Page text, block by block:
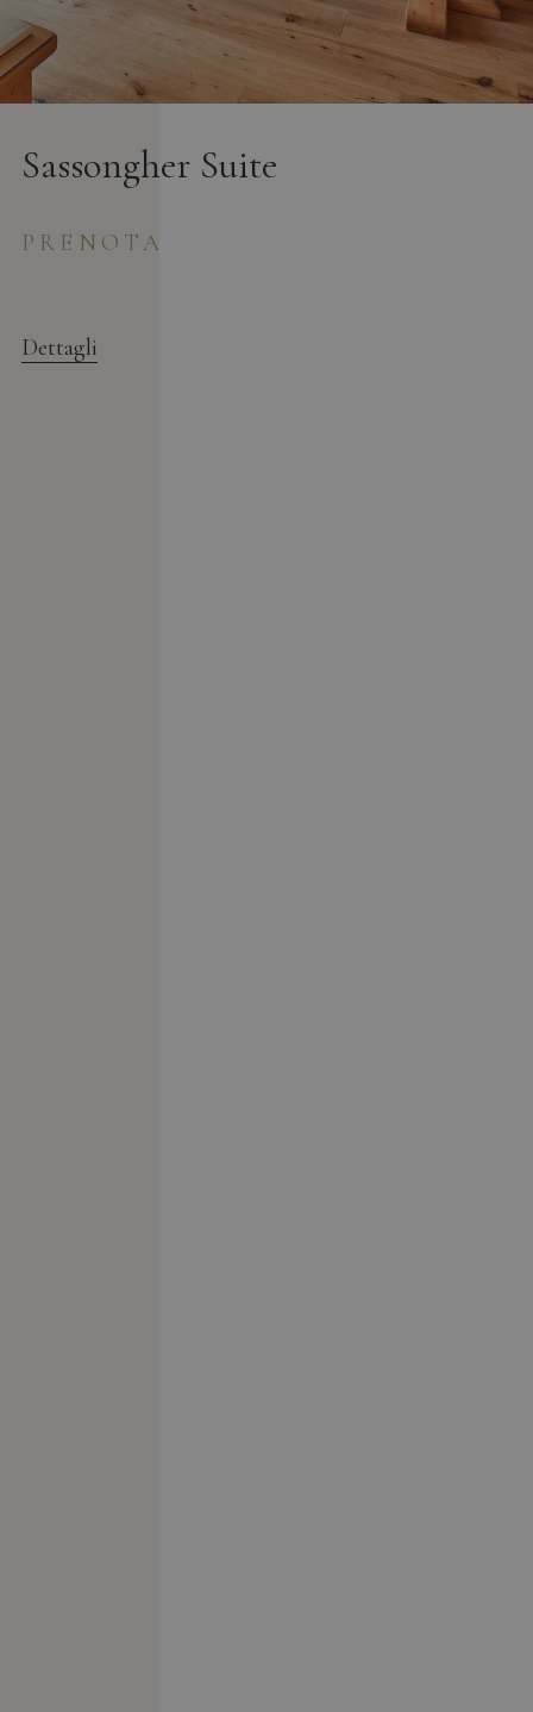
Sassongher Suite
PRENOTA
Dettagli